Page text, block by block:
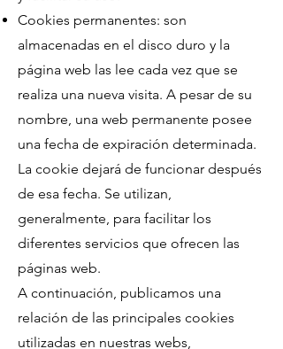
Cookies permanentes: son
almacenadas en el disco duro y la
página web las lee cada vez que se
realiza una nueva visita. A pesar de su
nombre, una web permanente posee
una fecha de expiración determinada.
La cookie dejará de funcionar después
de esa fecha. Se utilizan,
generalmente, para facilitar los
diferentes servicios que ofrecen las
páginas web.
A continuación, publicamos una
relación de las principales cookies
utilizadas en nuestras webs,